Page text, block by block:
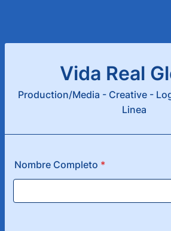
Vida Real
Production/Media - Creative -
Linea
Nombre Completo *